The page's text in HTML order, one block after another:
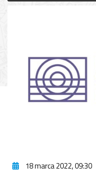
18 marca 2022, 09:30